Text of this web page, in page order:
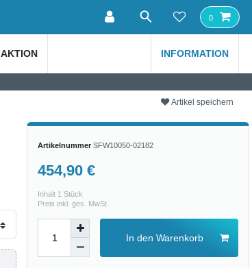
0
AKTION INFORMATION
Artikel speichern
ArtikelnummerSFW10050-02182
454,90 €
Inhalt 1Stück
Preis inkl. ges. MwSt.
In den Warenkorb